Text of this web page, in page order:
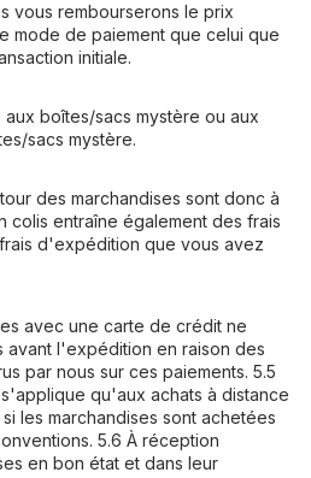
vous rembourserons le prix
mode de paiement que celui que
initiale.
boîtes/sacs mystère ou aux
sacs mystère.
des marchandises sont donc à
colis entraîne également des frais
d'expédition que vous avez
avec une carte de crédit ne
avant l'expédition en raison des
par nous sur ces paiements. 5.5
qu'aux achats à distance
les marchandises sont achetées
5.6 À réception
en bon état et dans leur